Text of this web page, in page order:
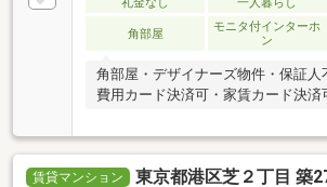
礼金なし 一人暮らし
角部屋
モニタ付インターホ
ン
角部屋・デザイナーズ物件・保証人
費用カード決済可・家賃カード決済
賃貸マンション 東京都港区芝２丁目 築